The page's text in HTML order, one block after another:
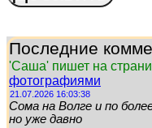
Последние
'Саша' пишет на
фотографиями
21.07.2026 16:03:38
Сома на Волге и по
но уже давно